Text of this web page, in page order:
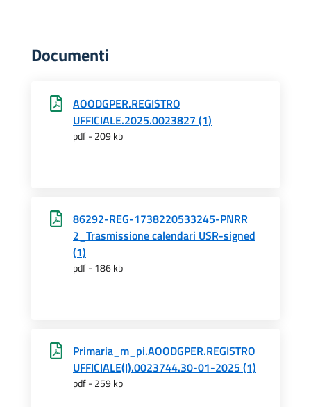
Documenti
AOODGPER.REGISTRO
UFFICIALE.2025.0023827 (1)
pdf - 209 kb
86292-REG-1738220533245-PNRR
2_Trasmissione calendari USR-signed
(1)
pdf - 186 kb
Primaria_m_pi.AOODGPER.REGISTRO
UFFICIALE(I).0023744.30-01-2025 (1)
pdf - 259 kb